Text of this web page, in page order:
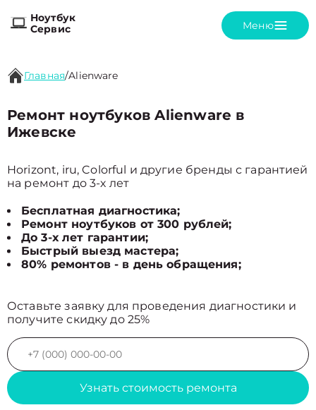
Ноутбук
Сервис
Меню
Главная/Alienware
Ремонт ноутбуков Alienware в
Ижевске
Horizont, iru, Colorful и другие бренды с гарантией
на ремонт до 3-х лет
Бесплатная диагностика;
Ремонт ноутбуков от 300 рублей;
До 3-х лет гарантии;
Быстрый выезд мастера;
80% ремонтов - в день обращения;
Оставьте заявку для проведения диагностики и
получите скидку до 25%
Узнать стоимость ремонта